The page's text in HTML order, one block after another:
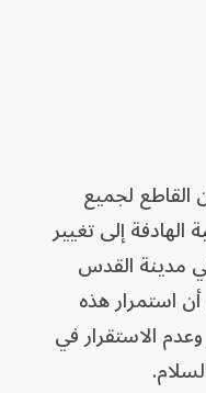
لجميع
الهادفة إلى تغيير
في مدينة القدس
استمرار هذه
الاستقرار في